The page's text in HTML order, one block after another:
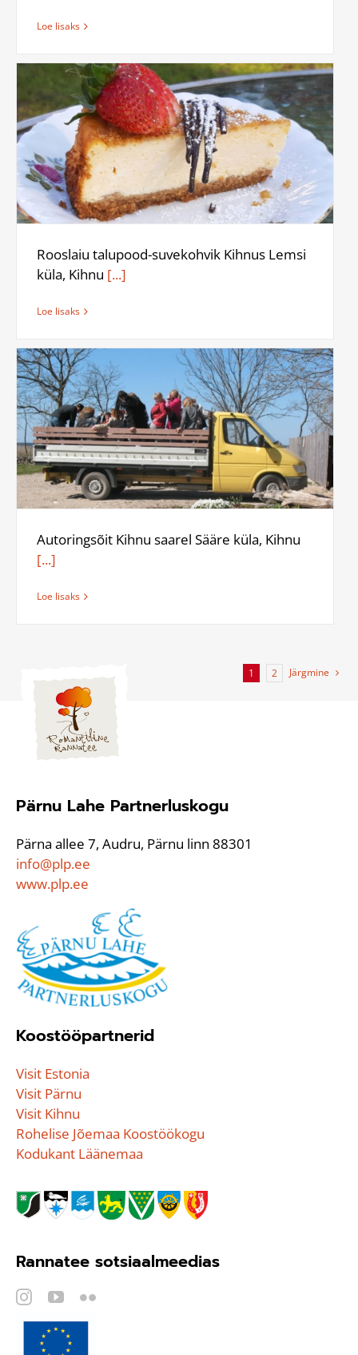
Loe lisaks
Rooslaiu talupood-suvekohvik Kihnus Lemsi
küla, Kihnu [...]
Loe lisaks
Autoringsõit Kihnu saarel Sääre küla, Kihnu
[...]
Loe lisaks
1 2 Järgmine
Pärnu Lahe Partnerluskogu
Pärna allee 7, Audru, Pärnu linn 88301
info@plp.ee
www.plp.ee
Koostööpartnerid
Visit Estonia
Visit Pärnu
Visit Kihnu
Rohelise Jõemaa Koostöökogu
Kodukant Läänemaa
Rannatee sotsiaalmeedias